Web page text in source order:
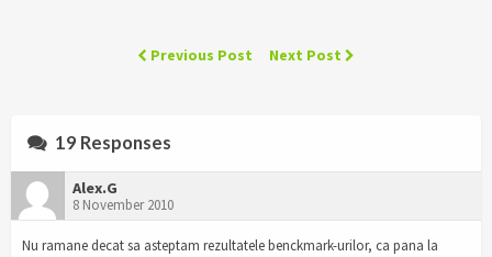
Previous Post Next Post
19 Responses
Alex.G
8 November 2010
Nu ramane decat sa asteptam rezultatele benckmark-urilor, ca pana la